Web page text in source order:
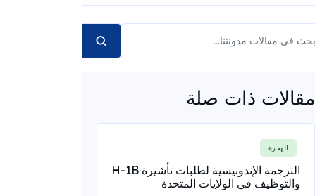
مقالات ذات صلة
الهجرة
الترجمة الإندونيسية لطلبات تأشيرة H-1B
والتوظيف في الولايات المتحدة